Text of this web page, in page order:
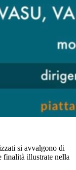
si avvalgono di
finalità illustrate nella